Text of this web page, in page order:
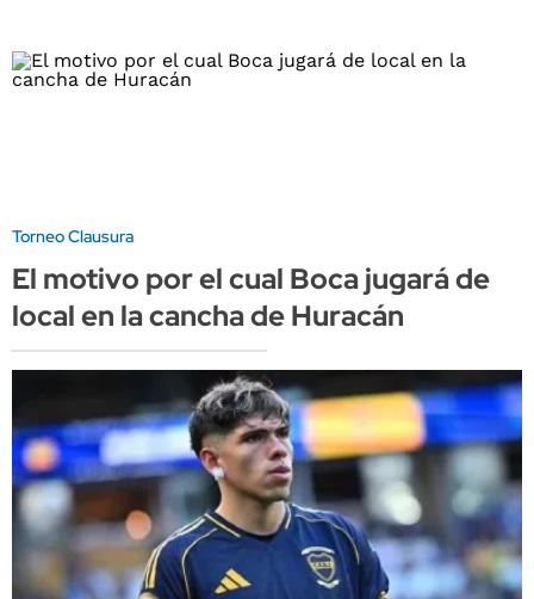
Torneo Clausura
El motivo por el cual Boca jugará de
local en la cancha de Huracán